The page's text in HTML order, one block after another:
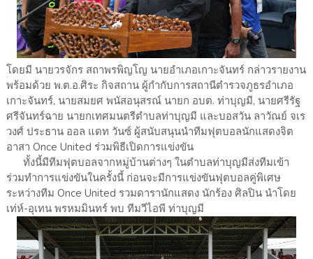
โดยมี นายวรจักร สถาพรพิญโญ นายอำเภอเกาะจันทร์ กล่าวรายงาน
พร้อมด้วย พ.ต.อ.ศิระ กิจสถาน ผู้กำกับการสถานีตำรวจภูธรอำเภอ
เกาะจันทร์, นายสมยศ พนัสอนุสรณ์ นายก อบต. ท่าบุญมี, นายศรีรัฐ
ศรีจันทร์ฉาย นายกเทศมนตรีตำบลท่าบุญมี และบอสวัน ลาวัณย์ จเร
วงศ์ ประธาน ออล แดท วันซ์ ผู้สนับสนุนนำทีมฟุตบอลนักแสดงจิต
อาสา Once United ร่วมพิธีเปิดการแข่งขัน
ทั้งนี้มีทีมฟุตบอลจากหมู่บ้านต่างๆ ในตำบลท่าบุญมีส่งทีมเข้า
ร่วมทำการแข่งขันในครั้งนี้ ก่อนจะมีการแข่งขันฟุตบอลคู่พิเศษ
ระหว่างทีม Once United รวมดารานักแสดง นักร้อง ศิลปิน นำโดย
เท่ห์-อุเทน พรหมมินทร์ พบ ทีมวีไอพี ท่าบุญมี